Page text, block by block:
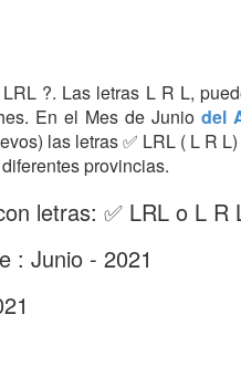
?. Las letras L R L,
En el Mes de Juniodel
las letras ✅ LRL ( L R
provincias.
letras: ✅ LRL o L R
: Junio - 2021